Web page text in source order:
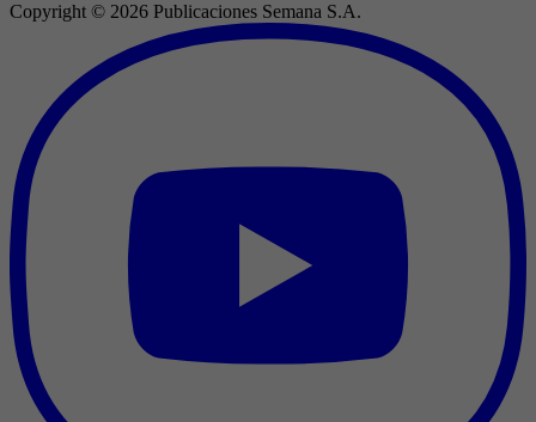
Copyright © 2026 Publicaciones Semana S.A.